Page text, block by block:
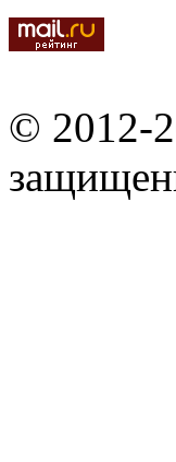
© 2012-